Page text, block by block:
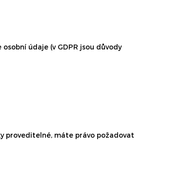
údaje (v GDPR jsou důvody
proveditelné, máte právo požadovat